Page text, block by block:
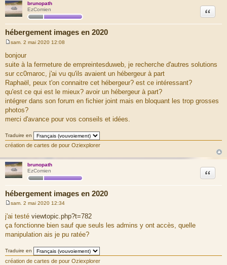
brunopath
EzComien
hébergement images en 2020
Citation
s
s
g
e
sam. 2 mai 2020 12:08
bonjour
suite à la fermeture de empreintesduweb, je recherche d'autres solutions
sur cc0maroc, j'ai vu qu'ils avaient un hébergeur à part
Raphaël, peux t'on connaitre cet hébergeur? est ce intéressant?
qu'est ce qui est le mieux? avoir un hébergeur à part?
intégrer dans son forum en fichier joint mais en bloquant les trop grosses
photos?
merci d'avance pour vos conseils et idées.
Traduire en
création de cartes de pour Oziexplorer
brunopath
EzComien
hébergement images en 2020
Citation
e
s
s
a
g
sam. 2 mai 2020 12:34
j'ai testé viewtopic.php?t=782
ça fonctionne bien sauf que seuls les admins y ont accès, quelle
manipulation ais je pu ratée?
Traduire en
création de cartes de pour Oziexplorer